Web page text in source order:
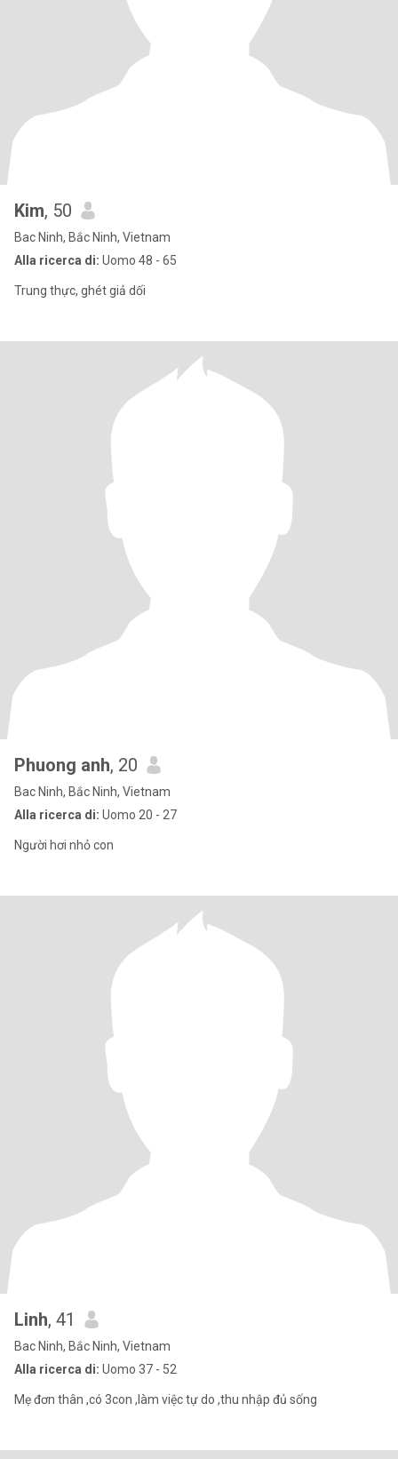
Kim, 50
Bac Ninh, Bắc Ninh, Vietnam
Alla ricerca di: Uomo 48 - 65
Trung thực, ghét giả dối
Phuong anh, 20
Bac Ninh, Bắc Ninh, Vietnam
Alla ricerca di: Uomo 20 - 27
Người hơi nhỏ con
Linh, 41
Bac Ninh, Bắc Ninh, Vietnam
Alla ricerca di: Uomo 37 - 52
Mẹ đơn thân ,có 3con ,làm việc tự do ,thu nhập đủ sống